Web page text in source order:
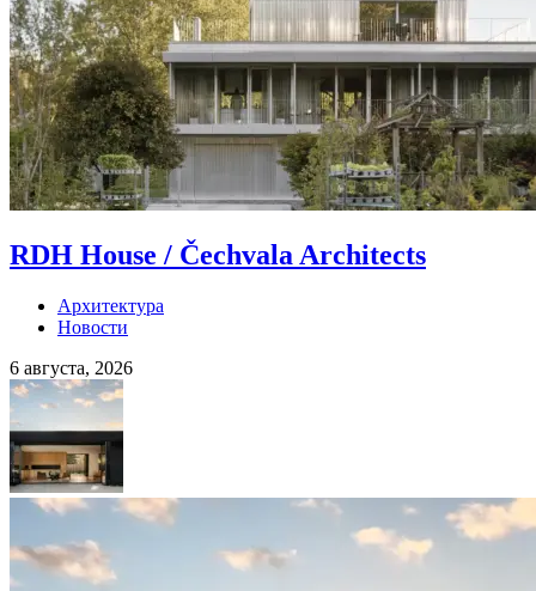
RDH House / Čechvala Architects
Архитектура
Новости
6 августа, 2026